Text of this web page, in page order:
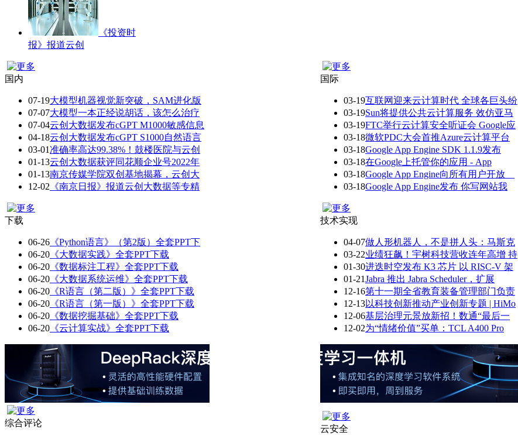
《投资时
报》报道云创
国内
07-19大模型机器视觉新突破，SAM进化版
07-07大模型一本正经说胡话，该怎么治疗
07-04云创大数据发布cGPT M1000敏感信息
04-18云创大数据发布cGPT S1000自然语言
03-01准确率高达99.38%！鼓楼医院与云创
01-13云创大数据获评同花顺企业号2022年
01-13南京传媒学院双创基地揭幕，云创大
12-02 《南京日报》报道云创大数据等专精
国际
03-19互联网迎来云计算时代 全球各巨头纷
03-19Sun将提供公共云计算服务 效仿亚马
03-19FTC举行云计算安全听证会 Google应
03-18微软PDC大会首推Azure云计算平台
03-18Google App Engine SDK 1.1.9发布
03-18在Google上托管你的应用 - App
03-18Google App Engine向所有用户开放
03-18Google App Engine发布 你写网站我
下载
06-26 《Python语言》（第2版）全套PPT下
06-20 《大数据实践》全套PPT下载
06-20 《数据标注工程》全套PPT下载
06-20 《大数据系统运维》全套PPT下载
06-20 《R语言（第二版）》全套PPT下载
06-20 《R语言（第一版）》全套PPT下载
06-20 《数据挖掘基础》全套PPT下载
06-20 《云计算实战》全套PPT下载
技术实现
04-07做人形机器人，不是拼人头：马斯克
03-22业绩狂飙！宇树科技营收连年高增 持
01-30进迭时空发布 K3 芯片 以 RISC-V 架
01-21Jabra 推出 Jabra Scheduler，扩展
12-16第十一期全省教育装备管理部门负责
12-13以科技创新推动产业创新专题 | HiMo
12-06基层治理元景放新招！数通“最后一
12-02为“情绪价值”买单：TCL A400 Pro
综合评论
云安全